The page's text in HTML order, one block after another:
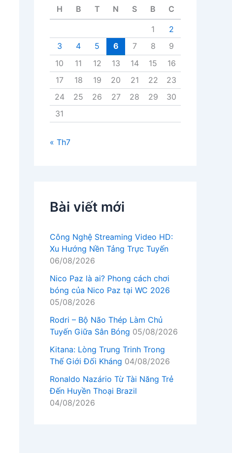
H B T N S B C
1
2
3
4 5 6 7 8
9
10
11 12 13 14 15
16
17
18 19 20 21 22
23
24
25 26 27 28 29
30
31
« Th7
Bài viết mới
Công Nghệ Streaming Video HD:
Xu Hướng Nền Tảng Trực Tuyến
06/08/2026
Nico Paz là ai? Phong cách chơi
bóng của Nico Paz tại WC 2026
05/08/2026
Rodri – Bộ Não Thép Làm Chủ
Tuyến Giữa Sân Bóng 05/08/2026
Kitana: Lòng Trung Trinh Trong
Thế Giới Đối Kháng 04/08/2026
Ronaldo Nazário Từ Tài Năng Trẻ
Đến Huyền Thoại Brazil
04/08/2026